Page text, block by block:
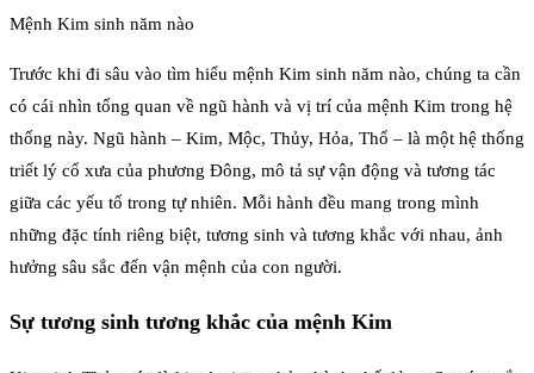
Mệnh Kim sinh năm nào
Trước khi đi sâu vào tìm hiểu mệnh Kim sinh năm nào, chúng ta cần
có cái nhìn tổng quan về ngũ hành và vị trí của mệnh Kim trong hệ
thống này. Ngũ hành – Kim, Mộc, Thủy, Hỏa, Thổ – là một hệ thống
triết lý cổ xưa của phương Đông, mô tả sự vận động và tương tác
giữa các yếu tố trong tự nhiên. Mỗi hành đều mang trong mình
những đặc tính riêng biệt, tương sinh và tương khắc với nhau, ảnh
hưởng sâu sắc đến vận mệnh của con người.
Sự tương sinh tương khắc của mệnh Kim